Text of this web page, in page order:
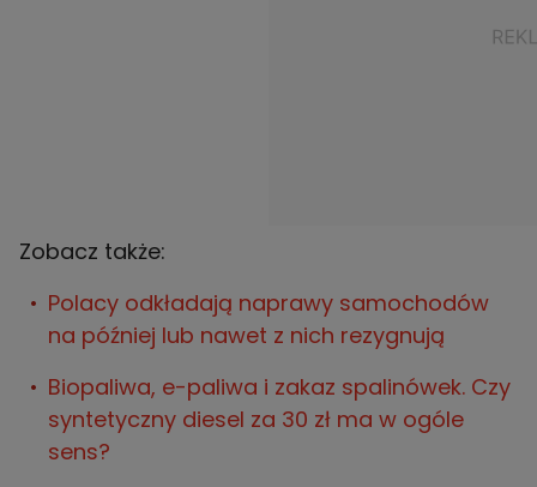
Zobacz także:
Polacy odkładają naprawy samochodów
na później lub nawet z nich rezygnują
Biopaliwa, e-paliwa i zakaz spalinówek. Czy
syntetyczny diesel za 30 zł ma w ogóle
sens?